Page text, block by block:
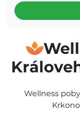
Wellness